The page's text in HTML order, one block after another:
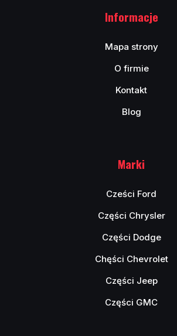
Informacje
Mapa strony
O firmie
Kontakt
Blog
Marki
Cześci Ford
Części Chrysler
Części Dodge
Chęści Chevrolet
Części Jeep
Części GMC